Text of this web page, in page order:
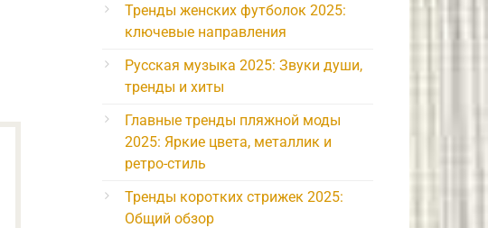
Тренды женских футболок 2025:
ключевые направления
Русская музыка 2025: Звуки души,
тренды и хиты
Главные тренды пляжной моды
2025: Яркие цвета, металлик и
ретро-стиль
Тренды коротких стрижек 2025:
Общий обзор